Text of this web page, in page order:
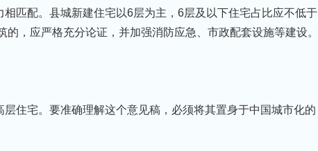
匹配。县城新建住宅以6层为主，6层及以下住宅占比应不低于
，应严格充分论证，并加强消防应急、市政配套设施等建设。
住宅。要准确理解这个意见稿，必须将其置身于中国城市化的